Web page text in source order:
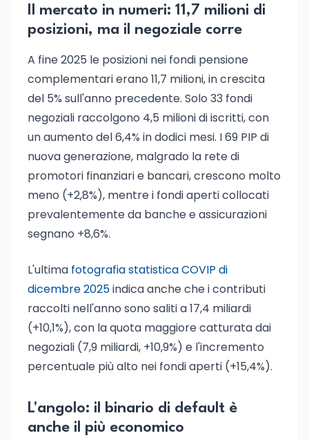
Il mercato in numeri: 11,7 milioni di
posizioni, ma il negoziale corre
A fine 2025 le posizioni nei fondi pensione
complementari erano 11,7 milioni, in crescita
del 5% sull'anno precedente. Solo 33 fondi
negoziali raccolgono 4,5 milioni di iscritti, con
un aumento del 6,4% in dodici mesi. I 69 PIP di
nuova generazione, malgrado la rete di
promotori finanziari e bancari, crescono molto
meno (+2,8%), mentre i fondi aperti collocati
prevalentemente da banche e assicurazioni
segnano +8,6%.
L'ultima fotografia statistica COVIP di
dicembre 2025indica anche che i contributi
raccolti nell'anno sono saliti a 17,4 miliardi
(+10,1%), con la quota maggiore catturata dai
negoziali (7,9 miliardi, +10,9%) e l'incremento
percentuale più alto nei fondi aperti (+15,4%).
L'angolo: il binario di default è
anche il più economico